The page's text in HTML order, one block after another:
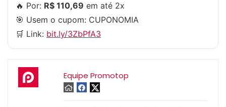
🔥 Por: R$ 110,69 em até 2x
🎯 Usem o cupom: CUPONOMIA
🛒 Link: bit.ly/3ZbPfA3
Equipe Promotop